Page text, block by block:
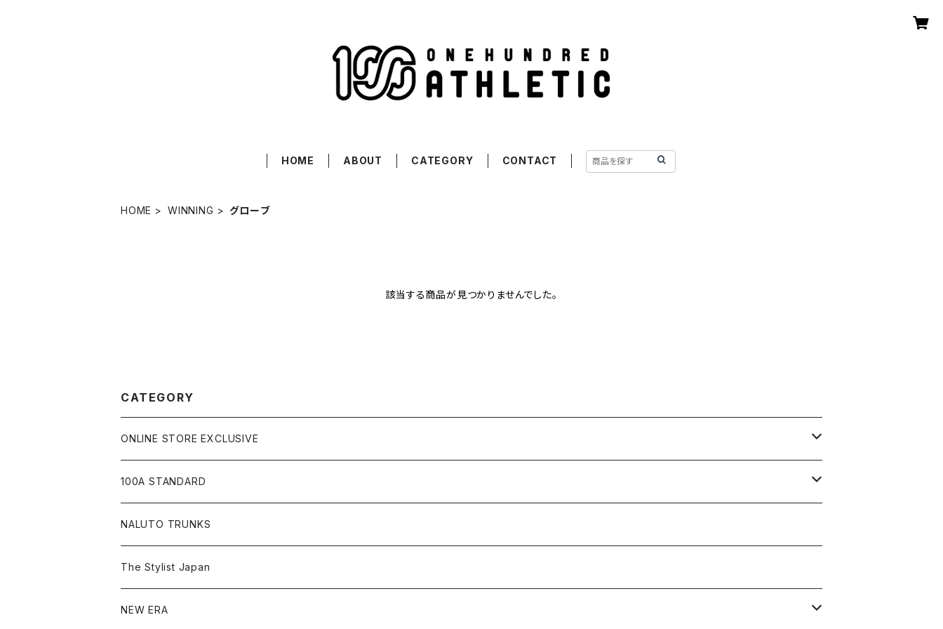
HOME ABOUT CATEGORY CONTACT
HOME WINNING グローブ
該当する商品が見つかりませんでした。
CATEGORY
ONLINE STORE EXCLUSIVE
JIU-JITSU Gi ART EXHIBITION
SHOW UP!
100A STANDARD
キャップ
Tシャツ
ショートスリーブ
シャツ
NALUTO TRUNKS
The Stylist Japan
NEW ERA